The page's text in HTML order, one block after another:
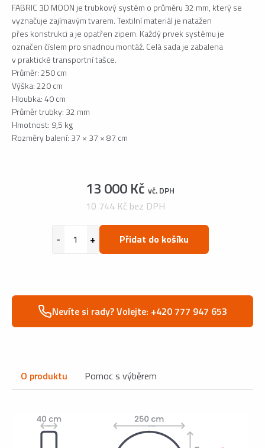
FABRIC 3D MOON je trubkový systém o průměru 32 mm, který se
vyznačuje zajímavým tvarem. Textilní materiál je natažen
přes konstrukci a je opatřen zipem. Každý prvek systému je
označen číslem pro snadnou montáž. Celá sada je zabalena
v praktické transportní tašce.
Průměr: 250 cm
Výška: 220 cm
Hloubka: 40 cm
Průměr trubky: 32 mm
Hmotnost: 9,5 kg
Rozměry balení: 37 × 37 × 87 cm
13 000 Kč vč. DPH
10 744 Kč bez DPH
Přidat do košíku
Nevíte si rady? Volejte: +420 777 947 653
O produktu Pomoc s výběrem